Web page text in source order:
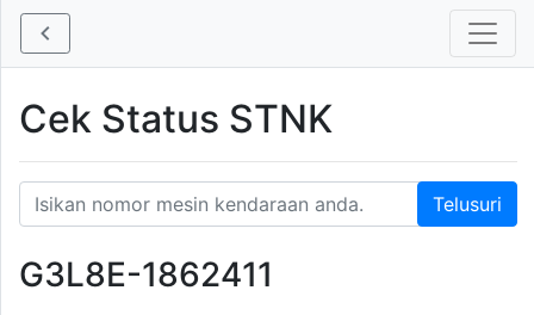
Cek Status STNK
G3L8E-1862411